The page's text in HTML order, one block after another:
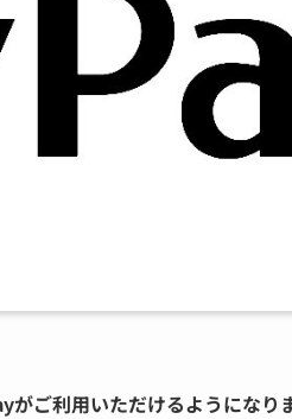
がご利用いただけるようになり